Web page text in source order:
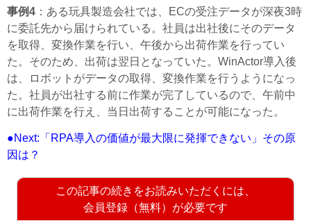
事例4 ：ある玩具製造会社では、ECの受注データが深夜3時
に委託先から届けられている。社員は出社後にそのデータ
を取得、変換作業を行い、午後から出荷作業を行ってい
た。そのため、出荷は翌日となっていた。WinActor導入後
は、ロボットがデータの取得、変換作業を行うようになっ
た。社員が出社する前に作業が完了しているので、午前中
に出荷作業を行え、当日出荷することが可能になった。
●Next:「RPA導入の価値が最大限に発揮できない」その原
因は？
この記事の続きをお読みいただくには、
会員登録（無料）が必要です